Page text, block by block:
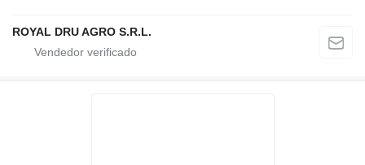
ROYAL DRU AGRO S.R.L.